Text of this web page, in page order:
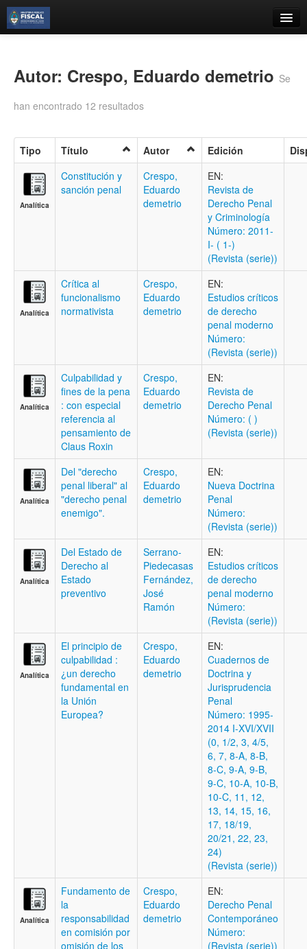
Búsqueda Avanzada
Contacto
Iniciar sesión
Autor: Crespo, Eduardo demetrio Se
han encontrado 12 resultados
Tipo Título Autor Edición
Analítica
Constitución y
sanción penal
Crespo,
Eduardo
demetrio
EN:
Revista de
Derecho Penal
y Criminología
Número: 2011-
I- ( 1-)
(Revista (serie))
Analítica
Crítica al
funcionalismo
normativista
Crespo,
Eduardo
demetrio
EN:
Estudios críticos
de derecho
penal moderno
Número:
(Revista (serie))
Analítica
Culpabilidad y
fines de la pena
: con especial
referencia al
pensamiento de
Claus Roxin
Crespo,
Eduardo
demetrio
EN:
Revista de
Derecho Penal
Número: ( )
(Revista (serie))
Analítica
Del "derecho
penal liberal" al
"derecho penal
enemigo".
Crespo,
Eduardo
demetrio
EN:
Nueva Doctrina
Penal
Número:
(Revista (serie))
Analítica
Del Estado de
Derecho al
Estado
preventivo
Serrano-
Piedecasas
Fernández,
José
Ramón
EN:
Estudios críticos
de derecho
penal moderno
Número:
(Revista (serie))
Analítica
El principio de
culpabilidad :
¿un derecho
fundamental en
la Unión
Europea?
Crespo,
Eduardo
demetrio
EN:
Cuadernos de
Doctrina y
Jurisprudencia
Penal
Número: 1995-
2014 I-XVI/XVII
(0, 1/2, 3, 4/5,
6, 7, 8-A, 8-B,
8-C, 9-A, 9-B,
9-C, 10-A, 10-B,
10-C, 11, 12,
13, 14, 15, 16,
17, 18/19,
20/21, 22, 23,
24)
(Revista (serie))
Analítica
Fundamento de
la
responsabilidad
en comisión por
omisión de los
Crespo,
Eduardo
demetrio
EN:
Derecho Penal
Contemporáneo
Número:
(Revista (serie))